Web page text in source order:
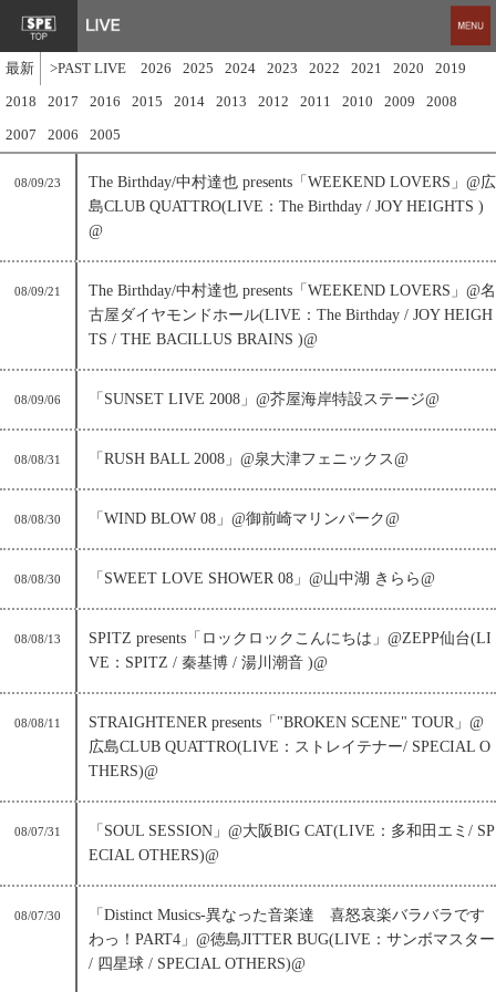
最新 >PAST LIVE 2026 2025 2024 2023 2022 2021 2020
2019
2018
2017 2016 2015 2014 2013 2012 2011 2010 2009
2008
2007
2006 2005
08/09/23
The Birthday/中村達也 presents「WEEKEND LOVERS」@広
島CLUB QUATTRO(LIVE：The Birthday / JOY HEIGHTS )
@
08/09/21
The Birthday/中村達也 presents「WEEKEND LOVERS」@名
古屋ダイヤモンドホール(LIVE：The Birthday / JOY HEIGH
TS / THE BACILLUS BRAINS )@
08/09/06 「SUNSET LIVE 2008」@芥屋海岸特設ステージ@
08/08/31 「RUSH BALL 2008」@泉大津フェニックス@
08/08/30 「WIND BLOW 08」@御前崎マリンパーク@
08/08/30 「SWEET LOVE SHOWER 08」@山中湖 きらら@
08/08/13
SPITZ presents「ロックロックこんにちは」@ZEPP仙台(LI
VE：SPITZ / 秦基博 / 湯川潮音 )@
08/08/11
STRAIGHTENER presents「"BROKEN SCENE" TOUR」@
広島CLUB QUATTRO(LIVE：ストレイテナー/ SPECIAL O
THERS)@
08/07/31
「SOUL SESSION」@大阪BIG CAT(LIVE：多和田エミ/ SP
ECIAL OTHERS)@
08/07/30
「Distinct Musics-異なった音楽達 喜怒哀楽バラバラです
わっ！PART4」@徳島JITTER BUG(LIVE：サンボマスター
/ 四星球 / SPECIAL OTHERS)@